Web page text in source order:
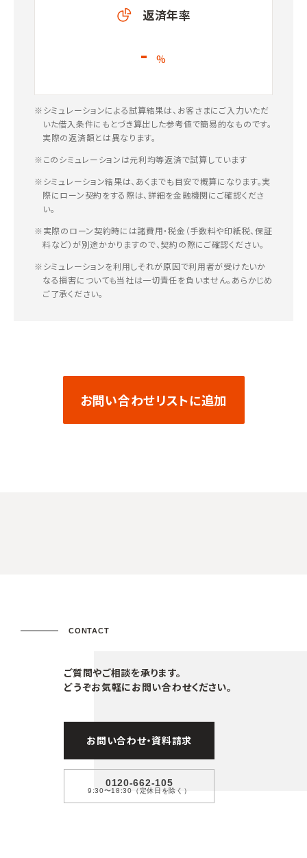
返済年率
- %
※シミュレーションによる試算結果は、お客さまにご入力いただ
いた借入条件にもとづき算出した参考値で簡易的なものです。
実際の返済額とは異なります。
※このシミュレーションは元利均等返済で試算しています
※シミュレーション結果は、あくまでも目安で概算になります。実
際にローン契約をする際は、詳細を金融機関にご確認くださ
い。
※実際のローン契約時には諸費用・税金（手数料や印紙税、保証
料など）が別途かかりますので、契約の際にご確認ください。
※シミュレーションを利用しそれが原因で利用者が受けたいか
なる損害についても当社は一切責任を負いません。あらかじめ
ご了承ください。
お問い合わせリストに追加
CONTACT
ご質問やご相談を承ります。
どうぞお気軽にお問い合わせください。
お問い合わせ・資料請求
0120-662-105
9:30〜18:30（定休日を除く）